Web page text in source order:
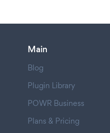
Main
Blog
Plugin Library
POWR Business
Plans & Pricing